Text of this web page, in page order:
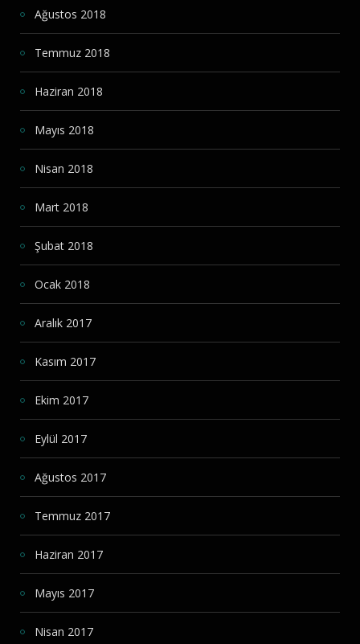
Ağustos 2018
Temmuz 2018
Haziran 2018
Mayıs 2018
Nisan 2018
Mart 2018
Şubat 2018
Ocak 2018
Aralık 2017
Kasım 2017
Ekim 2017
Eylül 2017
Ağustos 2017
Temmuz 2017
Haziran 2017
Mayıs 2017
Nisan 2017